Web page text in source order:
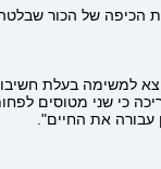
הכיפה של הכור
למשימה בעלת
כי שני מטוסים
עבורה את החיים".